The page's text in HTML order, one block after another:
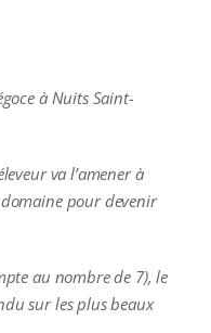
à Nuits Saint-
va l’amener à
pour devenir
au nombre de 7), le
sur les plus beaux